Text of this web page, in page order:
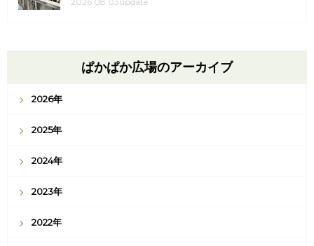
ぱかぱか広場のアーカイブ
2026年
2025年
2024年
2023年
2022年